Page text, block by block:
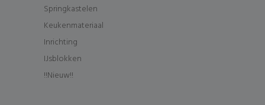
Springkastelen
Keukenmateriaal
Inrichting
IJsblokken
!!Nieuw!!